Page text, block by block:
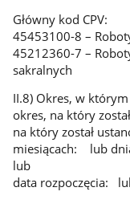
Główny kod CPV:
45453100-8 –
45212360-7 –
sakralnych
II.8) Okres, w
okres, na który
na który został
miesiącach: lub
lub
data rozpoczęcia: